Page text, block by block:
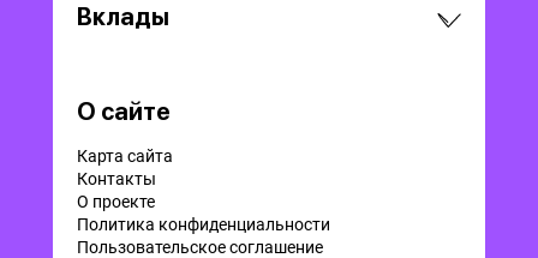
Вклады
О сайте
Карта сайта
Контакты
О проекте
Политика конфиденциальности
Пользовательское соглашение